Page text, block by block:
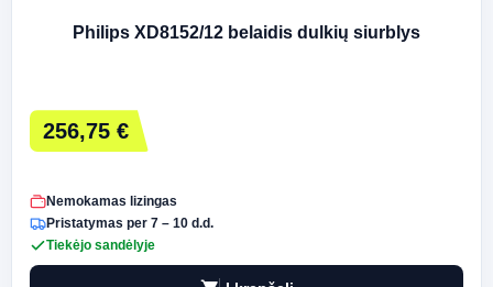
Philips XD8152/12 belaidis dulkių siurblys
256,75 €
Nemokamas lizingas
Pristatymas per 7 – 10 d.d.
Tiekėjo sandėlyje